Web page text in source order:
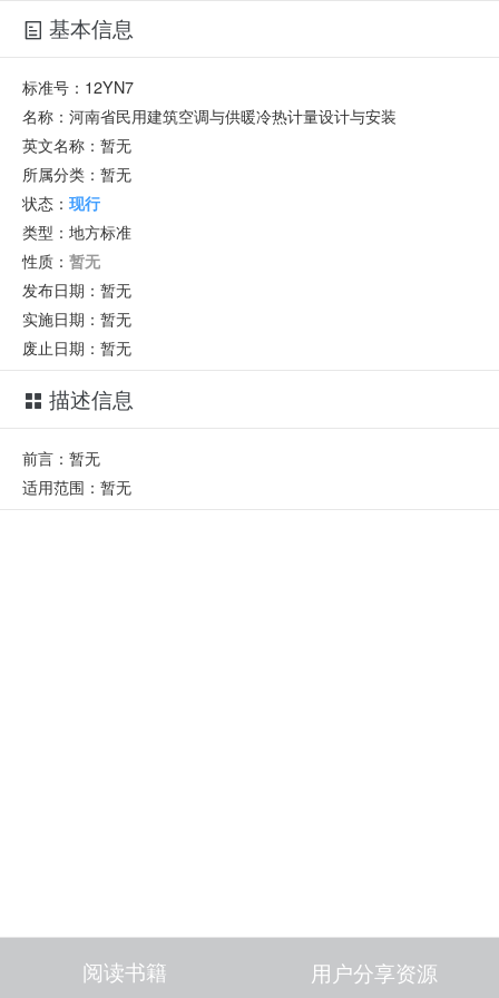
基本信息
标准号： 12YN7
名称： 河南省民用建筑空调与供暖冷热计量设计与安装
英文名称： 暂无
所属分类： 暂无
状态： 现行
类型： 地方标准
性质： 暂无
发布日期： 暂无
实施日期： 暂无
废止日期： 暂无
描述信息
前言：暂无
适用范围：暂无
阅读书籍 用户分享资源